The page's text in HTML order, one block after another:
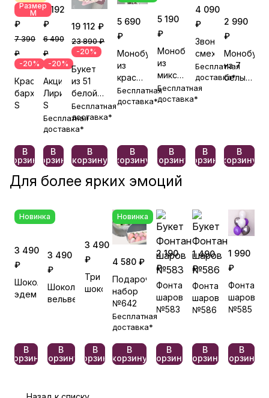
Размер
М
5 912
₽
7 390
₽
-20%
Красный
бархат
S
В
корзину
5 192
₽
6 490
₽
-20%
Акция!
Лирика
S
Бесплатная
доставка*
В
корзину
19 112 ₽
23 890 ₽
-20%
Букет
из 51
белой
розы в
упаковке
Бесплатная
доставка*
В
корзину
5 690
₽
Монобукет
из
красных
роз №1
Бесплатная
доставка*
В
корзину
5 190
₽
Монобукет
из
микса
роз
№2
Бесплатная
доставка*
В
корзину
4 090
₽
Звонкий
смех
Бесплатная
доставка*
В
корзину
2 990
₽
из 7
белых
В
корзину
Для более ярких эмоций
Новинка
3 490
₽
Шоколадный
эдем
В
корзину
3 490
₽
Шоколадный
вельвет
В
корзину
3 490
₽
Три
шоколада
В
корзину
Новинка
4 580 ₽
Подарочный
набор
№642
Бесплатная
доставка*
В
корзину
2 190
₽
Фонтан
шаров
№583
В
корзину
1 490
₽
Фонтан
шаров
№586
В
корзину
1 990
₽
Фонтан
шаров
№585
В
корзину